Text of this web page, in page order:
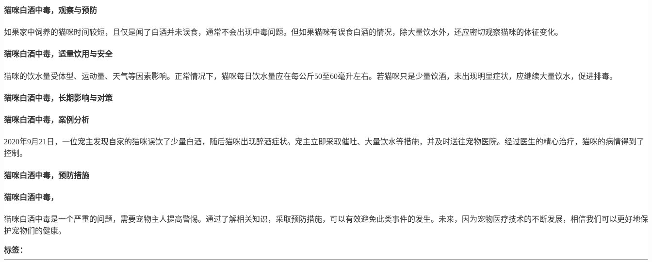
猫咪白酒中毒，观察与预防
如果家中饲养的猫咪时间较短，且仅是闻了白酒并未误食，通常不会出现中毒问题。但如果猫咪有误食白酒的情况，除大量饮水外，还应密切观察猫咪的体征变化。
猫咪白酒中毒，适量饮用与安全
猫咪的饮水量受体型、运动量、天气等因素影响。正常情况下，猫咪每日饮水量应在每公斤50至60毫升左右。若猫咪只是少量饮酒，未出现明显症状，应继续大量饮水，促进排毒。
猫咪白酒中毒，长期影响与对策
猫咪白酒中毒，案例分析
2020年9月21日，一位宠主发现自家的猫咪误饮了少量白酒，随后猫咪出现醉酒症状。宠主立即采取催吐、大量饮水等措施，并及时送往宠物医院。经过医生的精心治疗，猫咪的病情得到了
控制。
猫咪白酒中毒，预防措施
猫咪白酒中毒，
猫咪白酒中毒是一个严重的问题，需要宠物主人提高警惕。通过了解相关知识，采取预防措施，可以有效避免此类事件的发生。未来，因为宠物医疗技术的不断发展，相信我们可以更好地保
护宠物们的健康。
标签：